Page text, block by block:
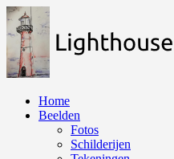
Naar
de
inhoud
springen
Home
Beelden
Fotos
Schilderijen